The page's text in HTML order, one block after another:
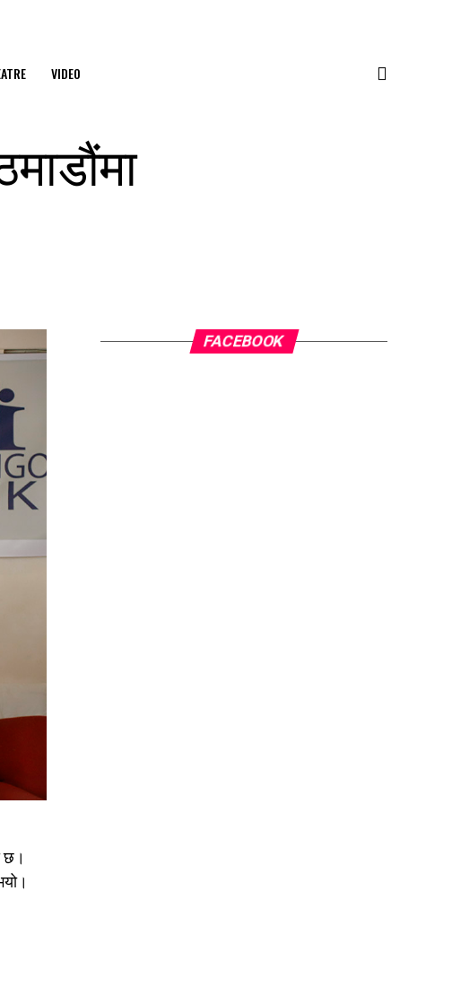
VIDEO
छ।
FACEBOOK